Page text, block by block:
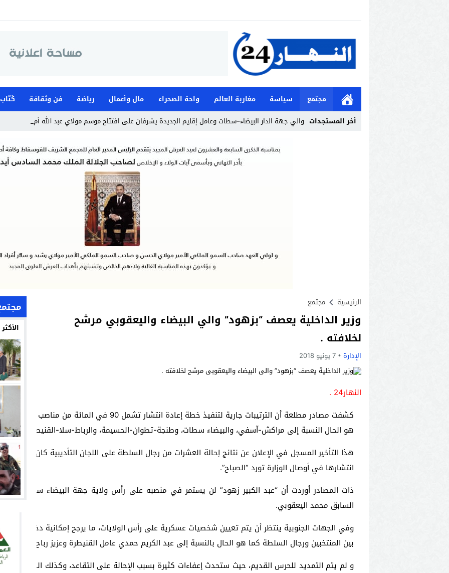
مجتمع سياسة مغاربة العالم واحة الصحراء مال وأعمال رياضة فن وثقافة
أخر المستجدات والي جهة الدار البيضاء–سطات وعامل إقليم الجديدة يشرفان على افتتاح موسم مولاي عبد الله أمغار
الرئيسية مجتمع
وزير الداخلية يعصف “بزهود” والي البيضاء واليعقوبي مرشح
لخلافته .
الإدارة 7 يونيو 2018
النهار24 .
كشفت مصادر مطلعة أن الترتيبات جارية لتنفيذ خطة إعادة
هو الحال النسبة إلى مراكش-آسفي، والبيضاء سطات، وطنجة-تطوان-الحسيمة، والرباط-سلا-القنيطرة وولايات
هذا التأخير المسجل في الإعلان عن نتائج إحالة العشرات من رجال السلطة على اللجان التأديبية كان له ما
انتشارها في أوصال الوزارة تورد “الصباح”.
ذات المصادر أوردت أن “عبد الكبير زهود” لن يستمر في منصبه على رأس ولاية جهة البيضاء سطات حيث
السابق محمد اليعقوبي.
وفي الجهات الجنوبية ينتظر أن يتم تعيين شخصيات عسكرية على رأس الولايات، ما يرجح إمكانية دخول المغرب
بين المنتخبين ورجال السلطة كما هو الحال بالنسبة إلى عبد الكريم حمدي عامل القنيطرة وعزيز رباح رئيس
و لم يتم التمديد للحرس القديم، حيث ستحدث إعفاءات كثيرة بسبب الإحالة على التقاعد، وكذلك الشأن